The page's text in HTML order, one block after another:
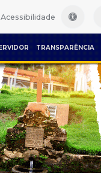
Acessibilidade
TRANSPARÊNCIA